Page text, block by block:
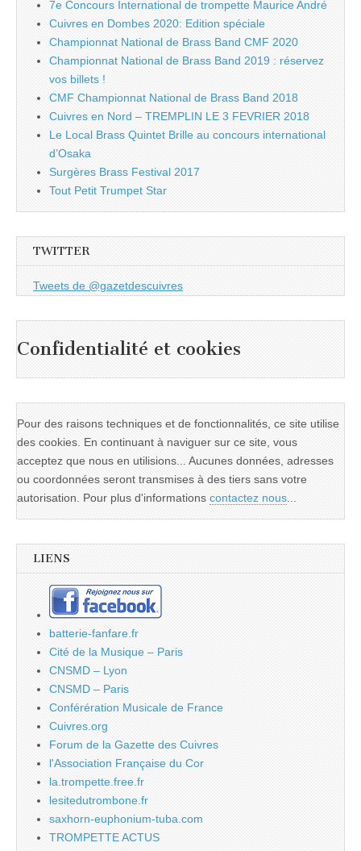
7e Concours International de trompette Maurice André
Cuivres en Dombes 2020: Edition spéciale
Championnat National de Brass Band CMF 2020
Championnat National de Brass Band 2019 : réservez
vos billets !
CMF Championnat National de Brass Band 2018
Cuivres en Nord – TREMPLIN LE 3 FEVRIER 2018
Le Local Brass Quintet Brille au concours international
d’Osaka
Surgères Brass Festival 2017
Tout Petit Trumpet Star
TWITTER
Tweets de @gazetdescuivres
Confidentialité et cookies
Pour des raisons techniques et de fonctionnalités, ce site utilise
des cookies. En continuant à naviguer sur ce site, vous
acceptez que nous en utilisions... Aucunes données, adresses
ou coordonnées seront transmises à des tiers sans votre
autorisation. Pour plus d'informations contactez nous
LIENS
batterie-fanfare.fr
Cité de la Musique – Paris
CNSMD – Lyon
CNSMD – Paris
Conférération Musicale de France
Cuivres.org
Forum de la Gazette des Cuivres
l'Association Française du Cor
la.trompette.free.fr
lesitedutrombone.fr
saxhorn-euphonium-tuba.com
TROMPETTE ACTUS